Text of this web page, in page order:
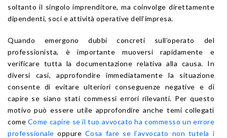
soltanto il singolo imprenditore, ma coinvolge direttamente
dipendenti, soci e attività operative dell’impresa.
Quando emergono dubbi concreti sull’operato del
professionista, è importante muoversi rapidamente e
verificare tutta la documentazione relativa alla causa. In
diversi casi, approfondire immediatamente la situazione
consente di evitare ulteriori conseguenze negative e di
capire se siano stati commessi errori rilevanti. Per questo
motivo può essere utile approfondire anche temi collegati
come Come capire se il tuo avvocato ha commesso un errore
professionale oppure Cosa fare se l’avvocato non tutela i